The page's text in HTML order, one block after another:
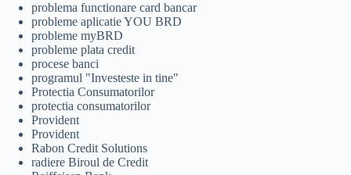
problema functionare card bancar
probleme aplicatie YOU BRD
probleme myBRD
probleme plata credit
procese banci
programul "Investeste in tine"
Protectia Consumatorilor
protectia consumatorilor
Provident
Provident
Rabon Credit Solutions
radiere Biroul de Credit